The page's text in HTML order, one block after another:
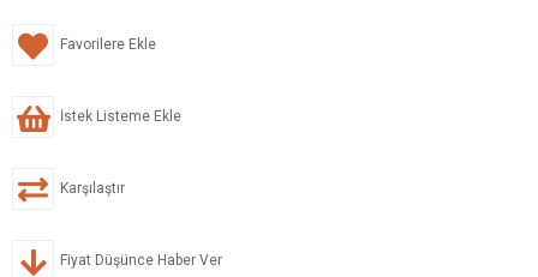
Favorilere Ekle
İstek Listeme Ekle
Karşılaştır
Fiyat Düşünce Haber Ver